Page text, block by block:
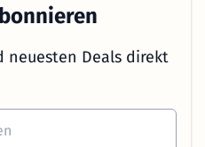
neuesten Deals direkt